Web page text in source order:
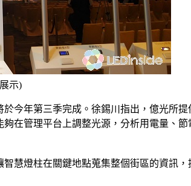
示)
今年第三季完成。徐錫川指出，億光所
在管理平台上調整光源，分析用電量、
慧燈柱在關鍵地點蒐集整個街區的資訊